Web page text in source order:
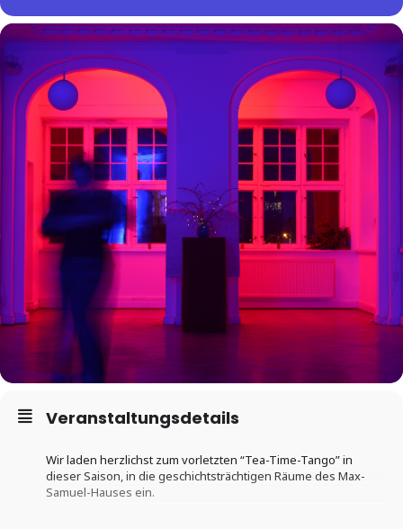
Veranstaltungsdetails
Wir laden herzlichst zum vorletzten “Tea-Time-Tango” in
dieser Saison, in die geschichtsträchtigen Räume des Max-
Samuel-Hauses ein.